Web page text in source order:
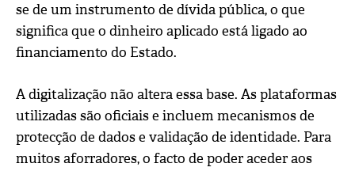
se de um instrumento de dívida pública, o que
significa que o dinheiro aplicado está ligado ao
financiamento do Estado.
A digitalização não altera essa base. As plataformas
utilizadas são oficiais e incluem mecanismos de
protecção de dados e validação de identidade. Para
muitos aforradores, o facto de poder aceder aos